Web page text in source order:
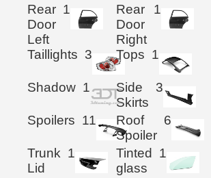
Rear
Door
Left
1
Rear
Door
Right
1
Taillights 3 Tops 1
Shadow 1
Side
Skirts
3
Spoilers 11
Roof
Spoiler
6
Trunk
Lid
1
Tinted
glass
1